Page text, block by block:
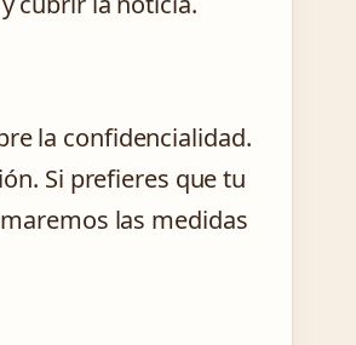
la confidencialidad.
Si prefieres que tu
las medidas